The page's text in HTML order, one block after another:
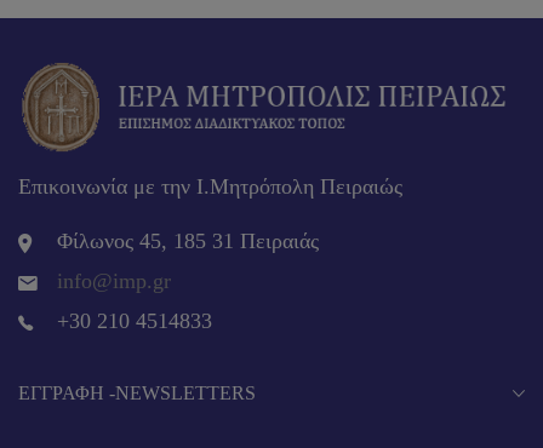
Επικοινωνία με την Ι.Μητρόπολη Πειραιώς
Φίλωνος 45, 185 31 Πειραιάς
info@imp.gr
+30 210 4514833
EΓΓΡΑΦΉ -NEWSLETTERS